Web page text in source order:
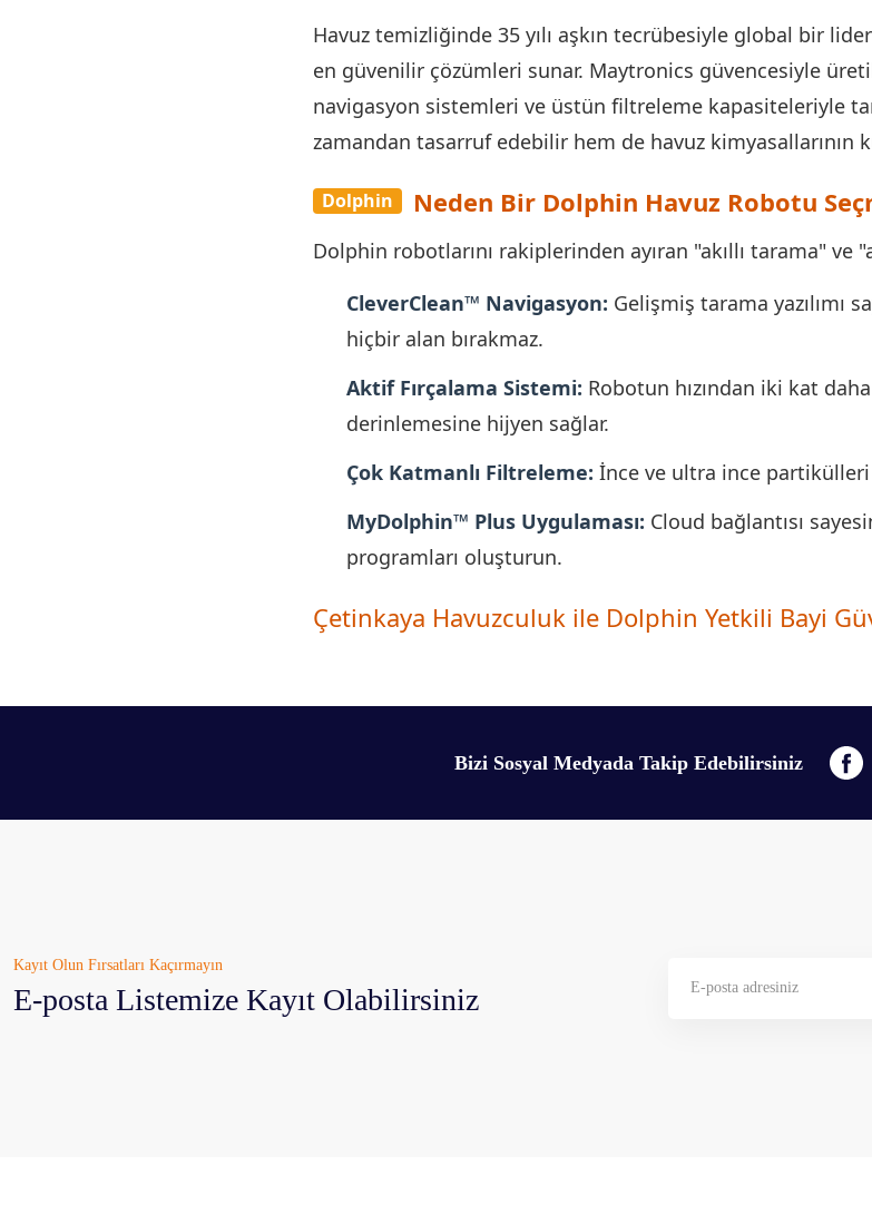
Havuz temizliğinde 35 yılı aşkın tecrübesiyle global bir
en güvenilir çözümleri sunar. Maytronics güvencesiyle
navigasyon sistemleri ve üstün filtreleme kapasiteleriyle
zamandan tasarruf edebilir hem de havuz kimyasallarının
Dolphin Neden Bir Dolphin Havuz Robotu
Dolphin robotlarını rakiplerinden ayıran "akıllı tarama" ve
CleverClean™ Navigasyon: Gelişmiş tarama yazılımı
hiçbir alan bırakmaz.
Aktif Fırçalama Sistemi: Robotun hızından iki kat
derinlemesine hijyen sağlar.
Çok Katmanlı Filtreleme: İnce ve ultra ince partikülleri
MyDolphin™ Plus Uygulaması: Cloud bağlantısı
programları oluşturun.
Çetinkaya Havuzculuk ile Dolphin Yetkili Bayi
Bizi Sosyal Medyada Takip Edebilirsiniz
Kayıt Olun Fırsatları Kaçırmayın
E-posta Listemize Kayıt Olabilirsiniz